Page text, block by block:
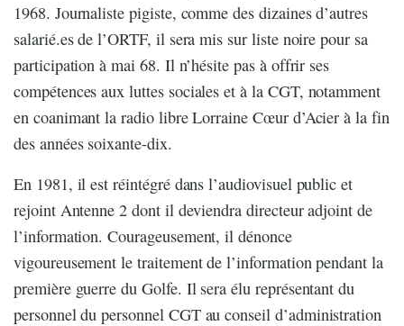
1968. Journaliste pigiste, comme des dizaines d’autres
salarié.es de l’ORTF, il sera mis sur liste noire pour sa
participation à mai 68. Il n’hésite pas à offrir ses
compétences aux luttes sociales et à la CGT, notamment
en coanimant la radio libre Lorraine Cœur d’Acier à la fin
des années soixante-dix.
En 1981, il est réintégré dans l’audiovisuel public et
rejoint Antenne 2 dont il deviendra directeur adjoint de
l’information. Courageusement, il dénonce
vigoureusement le traitement de l’information pendant la
première guerre du Golfe. Il sera élu représentant du
personnel du personnel CGT au conseil d’administration